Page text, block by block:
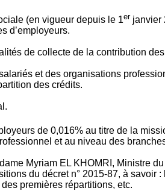
(en vigueur depuis le 1er janvier
d’employeurs.
de collecte de la contribution
et des organisations
des crédits.
de 0,016% au titre de la
et au niveau des
Myriam EL KHOMRI, Ministre
du décret n° 2015-87, à
premières répartitions, etc.